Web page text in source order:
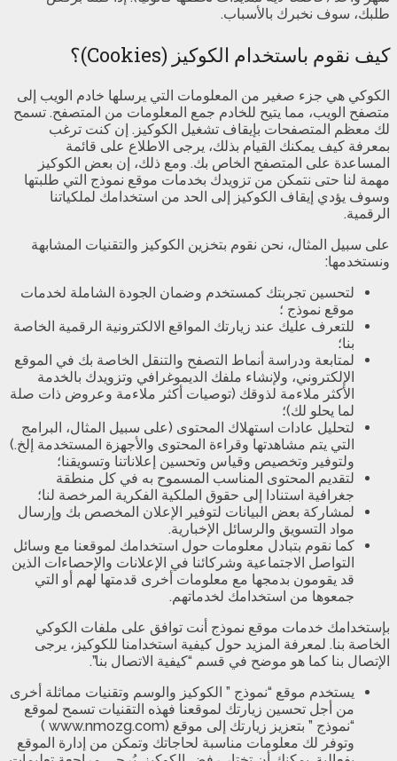
طلبك، سوف نخبرك بالأسباب.
كيف نقوم باستخدام الكوكيز (Cookies)؟
الكوكي هي جزء صغير من المعلومات التي يرسلها خادم الويب إلى
متصفح الويب، مما يتيح للخادم جمع المعلومات من المتصفح. تسمح
لك معظم المتصفحات بإيقاف تشغيل الكوكيز. إن كنت ترغب
بمعرفة كيف يمكنك القيام بذلك، يرجى الاطلاع على قائمة
المساعدة على المتصفح الخاص بك. ومع ذلك، إن بعض الكوكيز
مهمة لنا حتى نتمكن من تزويدك بخدمات موقع نموذج التي طلبتها
وسوف يؤدي إيقاف الكوكيز إلى الحد من استخدامك لملكياتنا
الرقمية.
على سبيل المثال، نحن نقوم بتخزين الكوكيز والتقنيات المشابهة
ونستخدمها:
لتحسين تجربتك كمستخدم وضمان الجودة الشاملة لخدمات
موقع نموذج ؛
للتعرف عليك عند زيارتك المواقع الالكترونية الرقمية الخاصة
بنا؛
لمتابعة ودراسة أنماط التصفح والتنقل الخاصة بك في الموقع
الإلكتروني، ولإنشاء ملفك الديموغرافي وتزويدك بالخدمة
الأكثر ملاءمة لذوقك (توصيات أكثر ملاءمة وعروض ذات صلة
لما يحلو لك)؛
لتحليل عادات استهلاك المحتوى (على سبيل المثال، البرامج
التي يتم مشاهدتها وقراءة المحتوى والأجهزة المستخدمة إلخ.)
ولتوفير وتخصيص وقياس وتحسين إعلاناتنا وتسويقنا؛
لتقديم المحتوى المناسب المسموح به في كل منطقة
جغرافية استنادا إلى حقوق الملكية الفكرية المرخصة لنا؛
لمشاركة بعض البيانات لتوفير الإعلان المخصص بك وإرسال
مواد التسويق والرسائل الإخبارية.
كما نقوم بتبادل معلومات حول استخدامك لموقعنا مع وسائل
التواصل الاجتماعية وشركائنا في الإعلانات والإحصاءات الذين
قد يقومون بدمجها مع معلومات أخرى قدمتها لهم أو التي
جمعوها من استخدامك لخدماتهم.
بإستخدامك خدمات موقع نموذج أنت توافق على ملفات الكوكي
الخاصة بنا. لمعرفة المزيد حول كيفية استخدامنا للكوكيز، يرجى
الإتصال بنا كما هو موضح في قسم “كيفية الاتصال بنا”.
يستخدم موقع “نموذج ” الكوكيز والوسم وتقنيات مماثلة أخرى
من أجل تحسين زيارتك لموقعنا فهذه التقنيات تسمح لموقع
“نموذج ” بتعزيز زيارتك إلى موقع (www.nmozg.com )
وتوفر لك معلومات مناسبة لحاجاتك وتمكن من إدارة الموقع